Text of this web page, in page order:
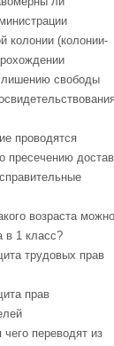
колонии (колонии-
свободы
проводятся
пресечению
возраста можно
в 1 класс?
трудовых прав
прав
переводят из